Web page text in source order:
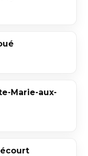
Marie-aux-